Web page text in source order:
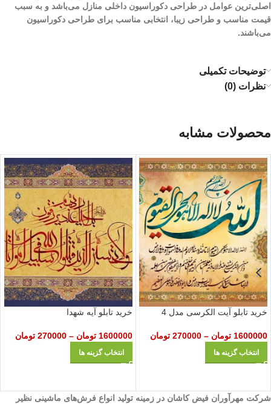
اصلی‌ترین عوامل در طراحی دکوراسیون داخلی منازل می‌باشد و به سبب
قیمت مناسب و طراحی زیبا، انتخابی مناسب برای طراحی دکوراسیون
می‌باشند.
توضیحات تکمیلی
نظرات (0)
محصولات مشابه
خرید تابلو آیت الکرسی مدل 4
1600000 تومان –
270000 تومان
انتخاب گزینه ها
خرید تابلو آیه شهدا
1600000 تومان –
270000 تومان
انتخاب گزینه ها
شرکت مهرآوران فیض کاشان در زمینه تولید انواع فرش‌های ماشینی نظیر